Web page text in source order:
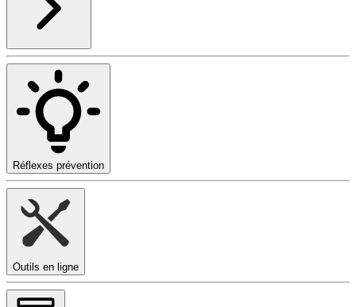
Réflexes prévention
Outils en ligne